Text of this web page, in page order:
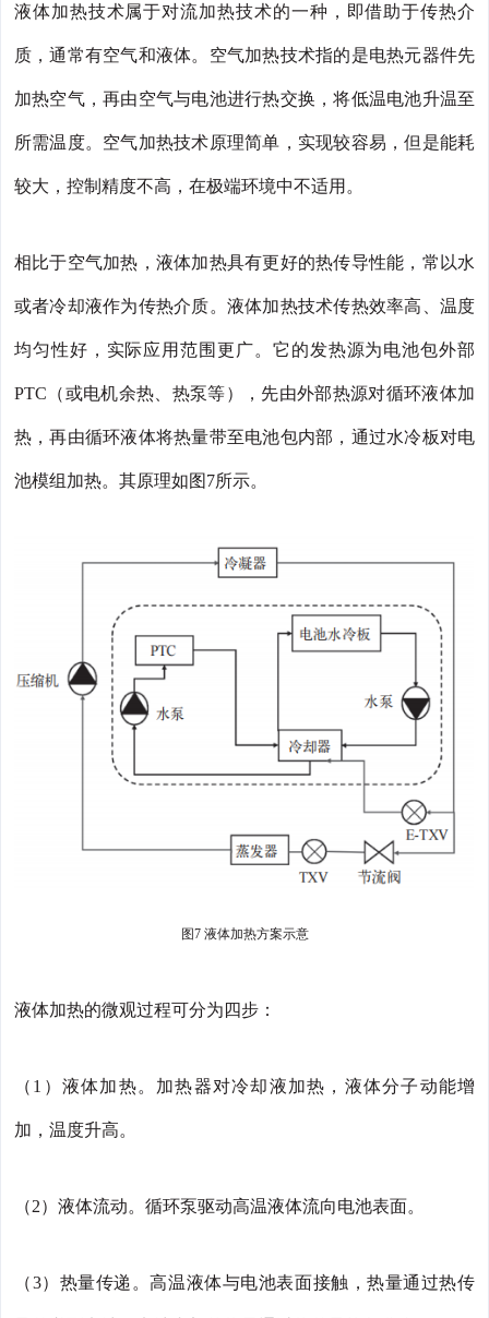
液体加热技术属于对流加热技术的一种，即借助于传热介
质，通常有空气和液体。空气加热技术指的是电热元器件先
加热空气，再由空气与电池进行热交换，将低温电池升温至
所需温度。空气加热技术原理简单，实现较容易，但是能耗
较大，控制精度不高，在极端环境中不适用。
相比于空气加热，液体加热具有更好的热传导性能，常以水
或者冷却液作为传热介质。液体加热技术传热效率高、温度
均匀性好，实际应用范围更广。它的发热源为电池包外部
PTC（或电机余热、热泵等），先由外部热源对循环液体加
热，再由循环液体将热量带至电池包内部，通过水冷板对电
池模组加热。其原理如图7所示。
图7 液体加热方案示意
液体加热的微观过程可分为四步：
（1）液体加热。加热器对冷却液加热，液体分子动能增
加，温度升高。
（2）液体流动。循环泵驱动高温液体流向电池表面。
（3）热量传递。高温液体与电池表面接触，热量通过热传